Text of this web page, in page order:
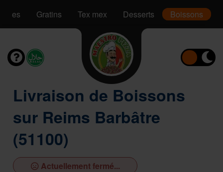
Pâtes Gratins Tex mex Desserts Boissons
Livraison de Boissons
sur Reims Barbâtre
(51100)
Actuellement fermé...